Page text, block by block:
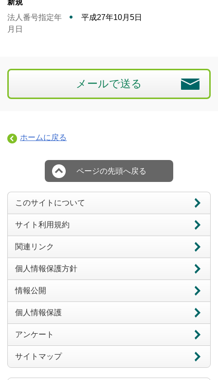
新規
法人番号指定年
月日
平成27年10月5日
メールで送る
ホームに戻る
ページの先頭へ戻る
このサイトについて
サイト利用規約
関連リンク
個人情報保護方針
情報公開
個人情報保護
アンケート
サイトマップ